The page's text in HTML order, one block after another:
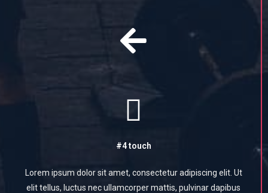
#4 touch
Lorem ipsum dolor sit amet, consectetur adipiscing elit. Ut
elit tellus, luctus nec ullamcorper mattis, pulvinar dapibus